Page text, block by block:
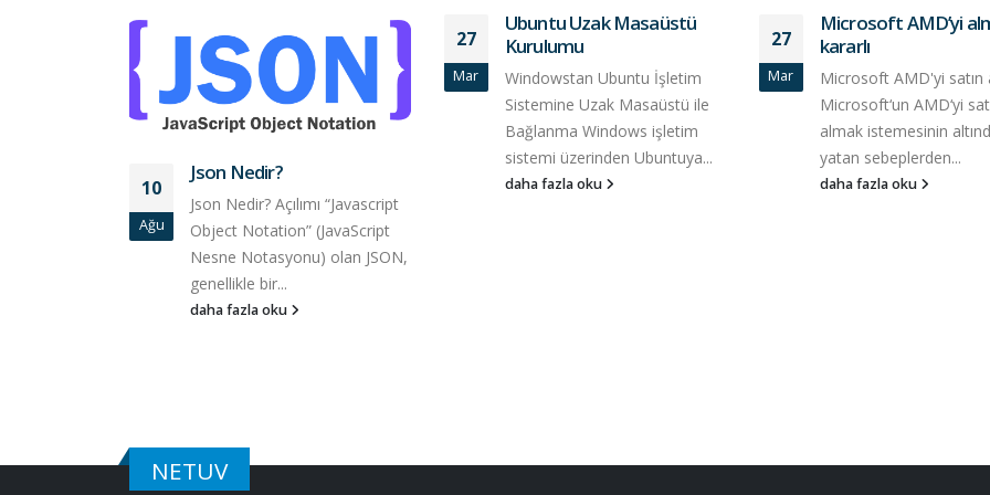
10
Ağu
Json Nedir?
Json Nedir? Açılımı “Javascript
Object Notation” (JavaScript
Nesne Notasyonu) olan JSON,
genellikle bir...
daha fazla oku
27
Mar
Ubuntu Uzak Masaüstü
Kurulumu
Windowstan Ubuntu İşletim
Sistemine Uzak Masaüstü ile
Bağlanma Windows işletim
sistemi üzerinden Ubuntuya...
daha fazla oku
27
Mar
Microsoft AMD’yi
kararlı
Microsoft AMD'yi satın
Microsoft‘un AMD‘yi
almak istemesinin
yatan sebeplerden...
daha fazla oku
NETUV